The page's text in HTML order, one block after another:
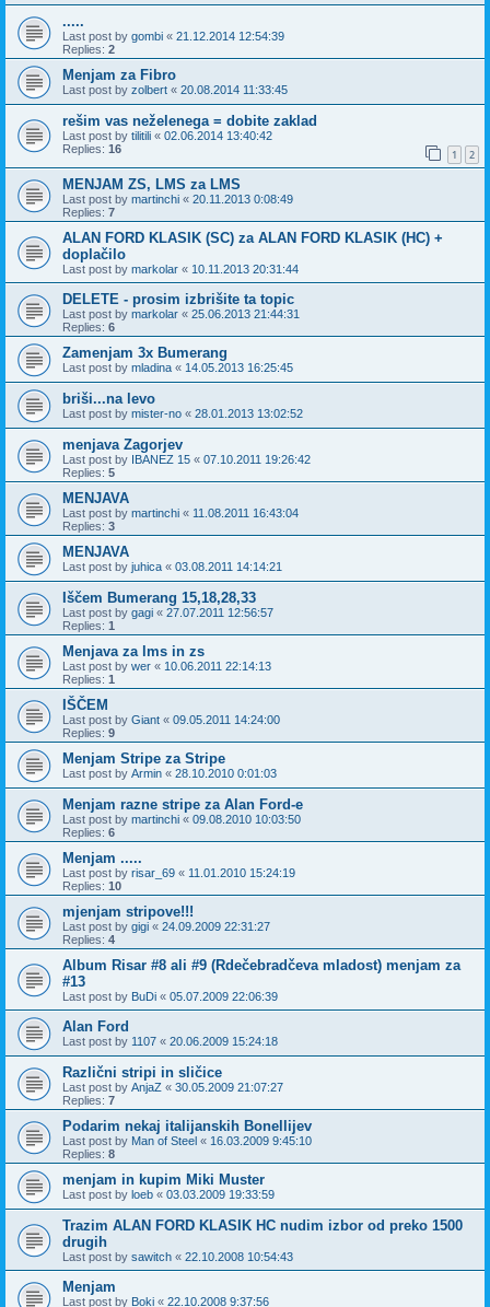
.....
Last post by gombi « 21.12.2014 12:54:39
Replies: 2
Menjam za Fibro
Last post by zolbert « 20.08.2014 11:33:45
rešim vas neželenega = dobite zaklad
Last post by tilitili « 02.06.2014 13:40:42
Replies: 16 1 2
MENJAM ZS, LMS za LMS
Last post by martinchi « 20.11.2013 0:08:49
Replies: 7
ALAN FORD KLASIK (SC) za ALAN FORD KLASIK (HC) +
doplačilo
Last post by markolar « 10.11.2013 20:31:44
DELETE - prosim izbrišite ta topic
Last post by markolar « 25.06.2013 21:44:31
Replies: 6
Zamenjam 3x Bumerang
Last post by mladina « 14.05.2013 16:25:45
briši...na levo
Last post by mister-no « 28.01.2013 13:02:52
menjava Zagorjev
Last post by IBANEZ 15 « 07.10.2011 19:26:42
Replies: 5
MENJAVA
Last post by martinchi « 11.08.2011 16:43:04
Replies: 3
MENJAVA
Last post by juhica « 03.08.2011 14:14:21
Iščem Bumerang 15,18,28,33
Last post by gagi « 27.07.2011 12:56:57
Replies: 1
Menjava za lms in zs
Last post by wer « 10.06.2011 22:14:13
Replies: 1
IŠČEM
Last post by Giant « 09.05.2011 14:24:00
Replies: 9
Menjam Stripe za Stripe
Last post by Armin « 28.10.2010 0:01:03
Menjam razne stripe za Alan Ford-e
Last post by martinchi « 09.08.2010 10:03:50
Replies: 6
Menjam .....
Last post by risar_69 « 11.01.2010 15:24:19
Replies: 10
mjenjam stripove!!!
Last post by gigi « 24.09.2009 22:31:27
Replies: 4
Album Risar #8 ali #9 (Rdečebradčeva mladost) menjam za
#13
Last post by BuDi « 05.07.2009 22:06:39
Alan Ford
Last post by 1107 « 20.06.2009 15:24:18
Različni stripi in sličice
Last post by AnjaZ « 30.05.2009 21:07:27
Replies: 7
Podarim nekaj italijanskih Bonellijev
Last post by Man of Steel « 16.03.2009 9:45:10
Replies: 8
menjam in kupim Miki Muster
Last post by loeb « 03.03.2009 19:33:59
Trazim ALAN FORD KLASIK HC nudim izbor od preko 1500
drugih
Last post by sawitch « 22.10.2008 10:54:43
Menjam
Last post by Boki « 22.10.2008 9:37:56